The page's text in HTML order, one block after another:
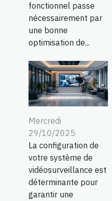
fonctionnel passe
nécessairement par
une bonne
optimisation de...
Mercredi
29/10/2025
La configuration de
votre système de
vidéosurveillance est
déterminante pour
garantir une